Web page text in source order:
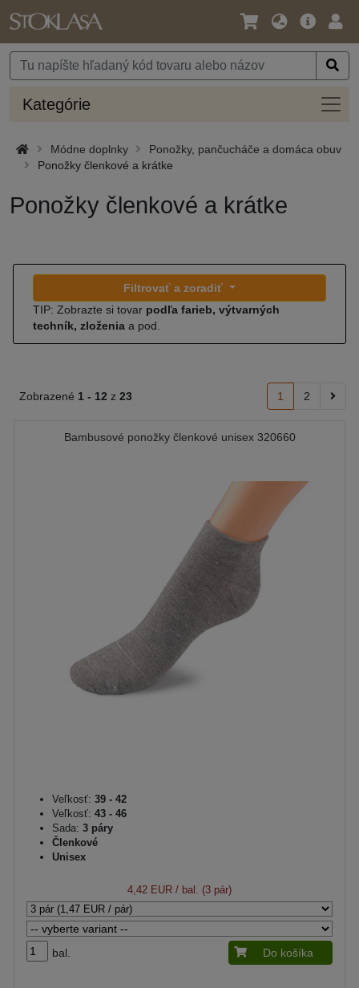
Jazyk
Mena
Hlavná
Kategórie
Módne doplnky
Ponožky, pančucháče a domáca obuv
Ponožky členkové a krátke
Ponožky členkové a krátke
Filtrovať a zoradiť
TIP: Zobrazte si tovar podľa farieb, výtvarných
techník, zloženia a pod.
Zobrazené 1 - 12 z 23 1 2
Bambusové ponožky členkové unisex 320660
Veľkosť: 39 - 42
Veľkosť: 43 - 46
Sada: 3 páry
Členkové
Unisex
4,42 EUR / bal. (3 pár)
bal. Do košíka